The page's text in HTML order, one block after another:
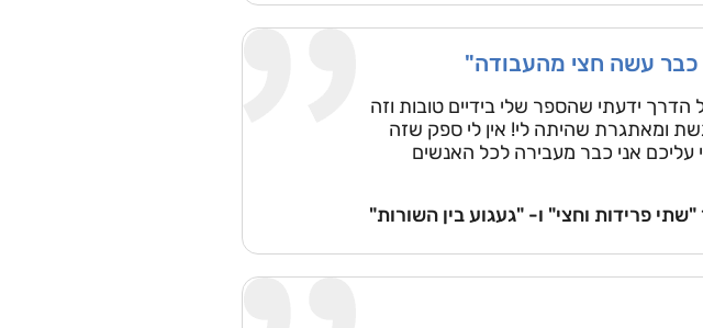
כבר עשה חצי מהעבודה"
הדרך ידעתי שהספר שלי בידיים טובות וזה
ומאתגרת שהיתה לי! אין לי ספק שזה
אני כבר מעבירה לכל האנשים
פרידות וחצי" ו- "געגוע בין השורות"